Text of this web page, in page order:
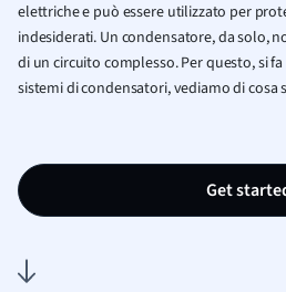
elettriche e può essere utilizzato per
indesiderati. Un condensatore, da solo,
di un circuito complesso. Per questo, si
sistemi di condensatori, vediamo di cosa
Get